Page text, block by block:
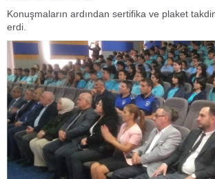
Konuşmaların ardından sertifika ve plaket
erdi.